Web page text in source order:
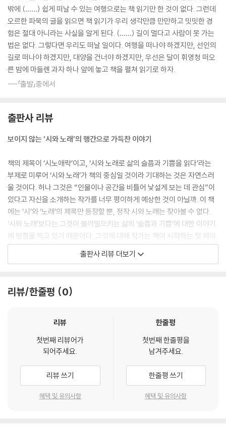
밖에 (……) 쉽게 떠날 수 있는 여행으로는 책 읽기만 한 것이 없다. 그런데
오르한 파묵의 글을 읽으면 책 읽기가 우리 생각만큼 만만하고 밋밋한 경
험은 절대 아니라는 사실을 알게 된다. (……) 길이 멀다고 사람이 못 가는
법은 없다. 그렇다면 우리도 떠날 일이다. 여행을 떠나야 하겠지만, 선인의
길로 떠나야 하겠지만, 대양을 건너야 하겠지만, 우선은 달이 휘영청 떠오
른 밤에 마들렌 과자 하나 앞에 놓고 책을 펼쳐 읽기로 하자.
---「출발」중에서
출판사 리뷰
보이지 않는 ‘시와 노래’의 행간으로 가득찬 이야기
책의 제목이 ‘시노애락’이고, ‘시와 노래로 삶의 슬픔과 기쁨을 읽다’라는
부제로 미루어 ‘시와 노래’가 책의 중심일 것이라 기대하는 것은 자연스러
울 것이다. 허나 그것은 “인물이나 공간을 비틀어 낯설게 보는 데 관심”이
있다고 자신을 소개하는 작가를 너무 평이하게 예상한 것이 아닐까. 이 책
에는 ‘시’와 ‘노래’의 제목만 등장할 뿐, 정작 시와 노래는 찾아볼 수 없다.
‘시와 노래’보다는 그것이 불러일으키는 삶의 ‘슬픔과 기쁨’에 대한 이야기
에 방점을 찍고 있기 때문이다. 그것에 대해 작가는 책이 시작하는 첫 페이
지에서 이와 같이 언급한다. “처음엔 시와 노래에서 내가 좋아한 시구와 가
사를 인용하고 감정과 인물들의 기록을 적었다. 교정을 보면서 시구와 가
가사를 삭제하고 제목만 남겼더니, 도리어 그것이 도드라지게 드러나 보인
공감각과 육체성을 담당하는 모양새라 할까. 삶의 ‘슬픔과 기쁨’이라는 행
것은 이 책만의 독특한 즐거움이라 할 것이다.
텍스트가 말해 주지 않는 사실을 엿보다
시와 노래가 호출하는 슬픔과 기쁨에 대한 이야기에는 작가가 사랑해 마지
출판사 리뷰 더보기
리뷰/한줄평 0
리뷰
첫번째 리뷰어가
되어주세요.
리뷰 쓰기
혜택 및 유의사항
한줄평
첫번째 한줄평을
남겨주세요.
한줄평 쓰기
혜택 및 유의사항